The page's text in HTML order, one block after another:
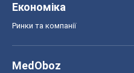
Економіка
Ринки та компанії
MedOboz